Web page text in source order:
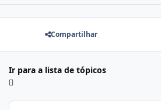
Compartilhar
Ir para a lista de tópicos